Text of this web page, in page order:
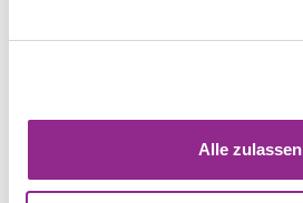
Alle zulassen
Auf YouTube abonnieren